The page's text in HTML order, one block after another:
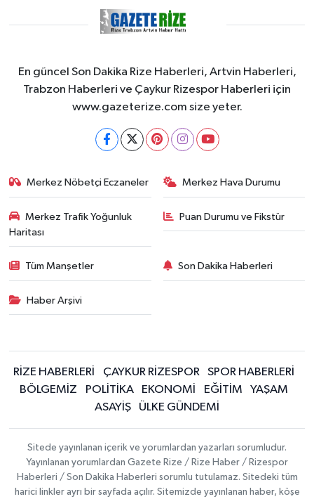
En güncel Son Dakika Rize Haberleri, Artvin Haberleri,
Trabzon Haberleri ve Çaykur Rizespor Haberleri için
www.gazeterize.com size yeter.
Merkez Nöbetçi Eczaneler Merkez Hava Durumu
Merkez Trafik Yoğunluk
Haritası
Puan Durumu ve Fikstür
Tüm Manşetler Son Dakika Haberleri
Haber Arşivi
RİZE HABERLERİ ÇAYKUR RİZESPOR
SPOR HABERLERİ
BÖLGEMİZ
POLİTİKA EKONOMİ EĞİTİM
YAŞAM
ASAYİŞ
ÜLKE GÜNDEMİ
Sitede yayınlanan içerik ve yorumlardan yazarları sorumludur.
Yayınlanan yorumlardan Gazete Rize / Rize Haber / Rizespor
Haberleri / Son Dakika Haberleri sorumlu tutulamaz. Sitedeki tüm
harici linkler ayrı bir sayfada açılır. Sitemizde yayınlanan haber, köşe